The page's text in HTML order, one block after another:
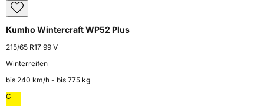
Kumho Wintercraft WP52 Plus
215/65 R17 99 V
Winterreifen
bis 240 km⁠/⁠h - bis 775 kg
C